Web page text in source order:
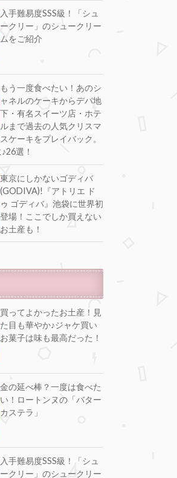
入手難易度SSS級！「シュ
ークリー」のシュークリー
ムをご紹介
もう一度食べたい！あのシ
ャネルのケーキからデパ地
下・有名スイーツ店・ホテ
ルまで過去の人気クリスマ
スケーキをプレイバック。
選！
東京にしかないゴディバ
(GODIVA)!『アトリエ ド
ゥ ゴディバ』池袋に世界初
登場！ここでしか買えない
お土産も！
買ってよかったお土産！見
た目も華やか♪ジャケ買い
お菓子は味も最高だった！
金の延べ棒？一度は食べた
い！ロートンヌの「バター
カステラ」
入手難易度SSS級！「シュ
ークリー」のシュークリー